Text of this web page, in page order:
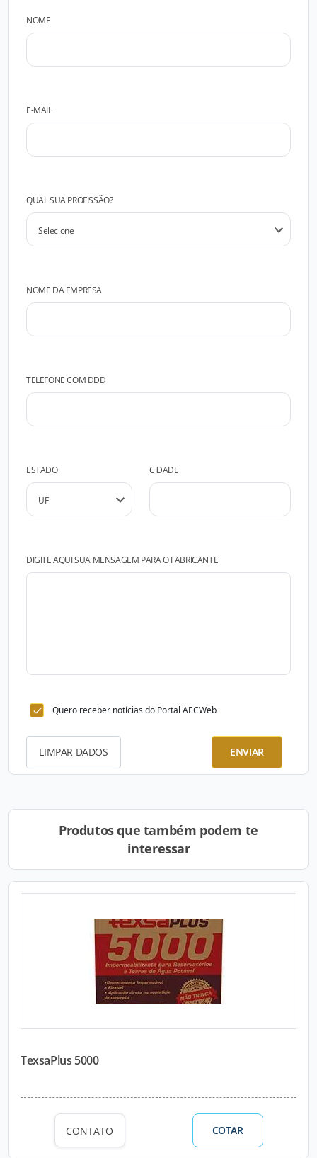
NOME
E-MAIL
QUAL SUA PROFISSÃO?
NOME DA EMPRESA
TELEFONE COM DDD
ESTADO CIDADE
DIGITE AQUI SUA MENSAGEM PARA O FABRICANTE
Quero receber notícias do Portal AECWeb
LIMPAR DADOS ENVIAR
Produtos que também podem te
interessar
TexsaPlus 5000
CONTATO COTAR